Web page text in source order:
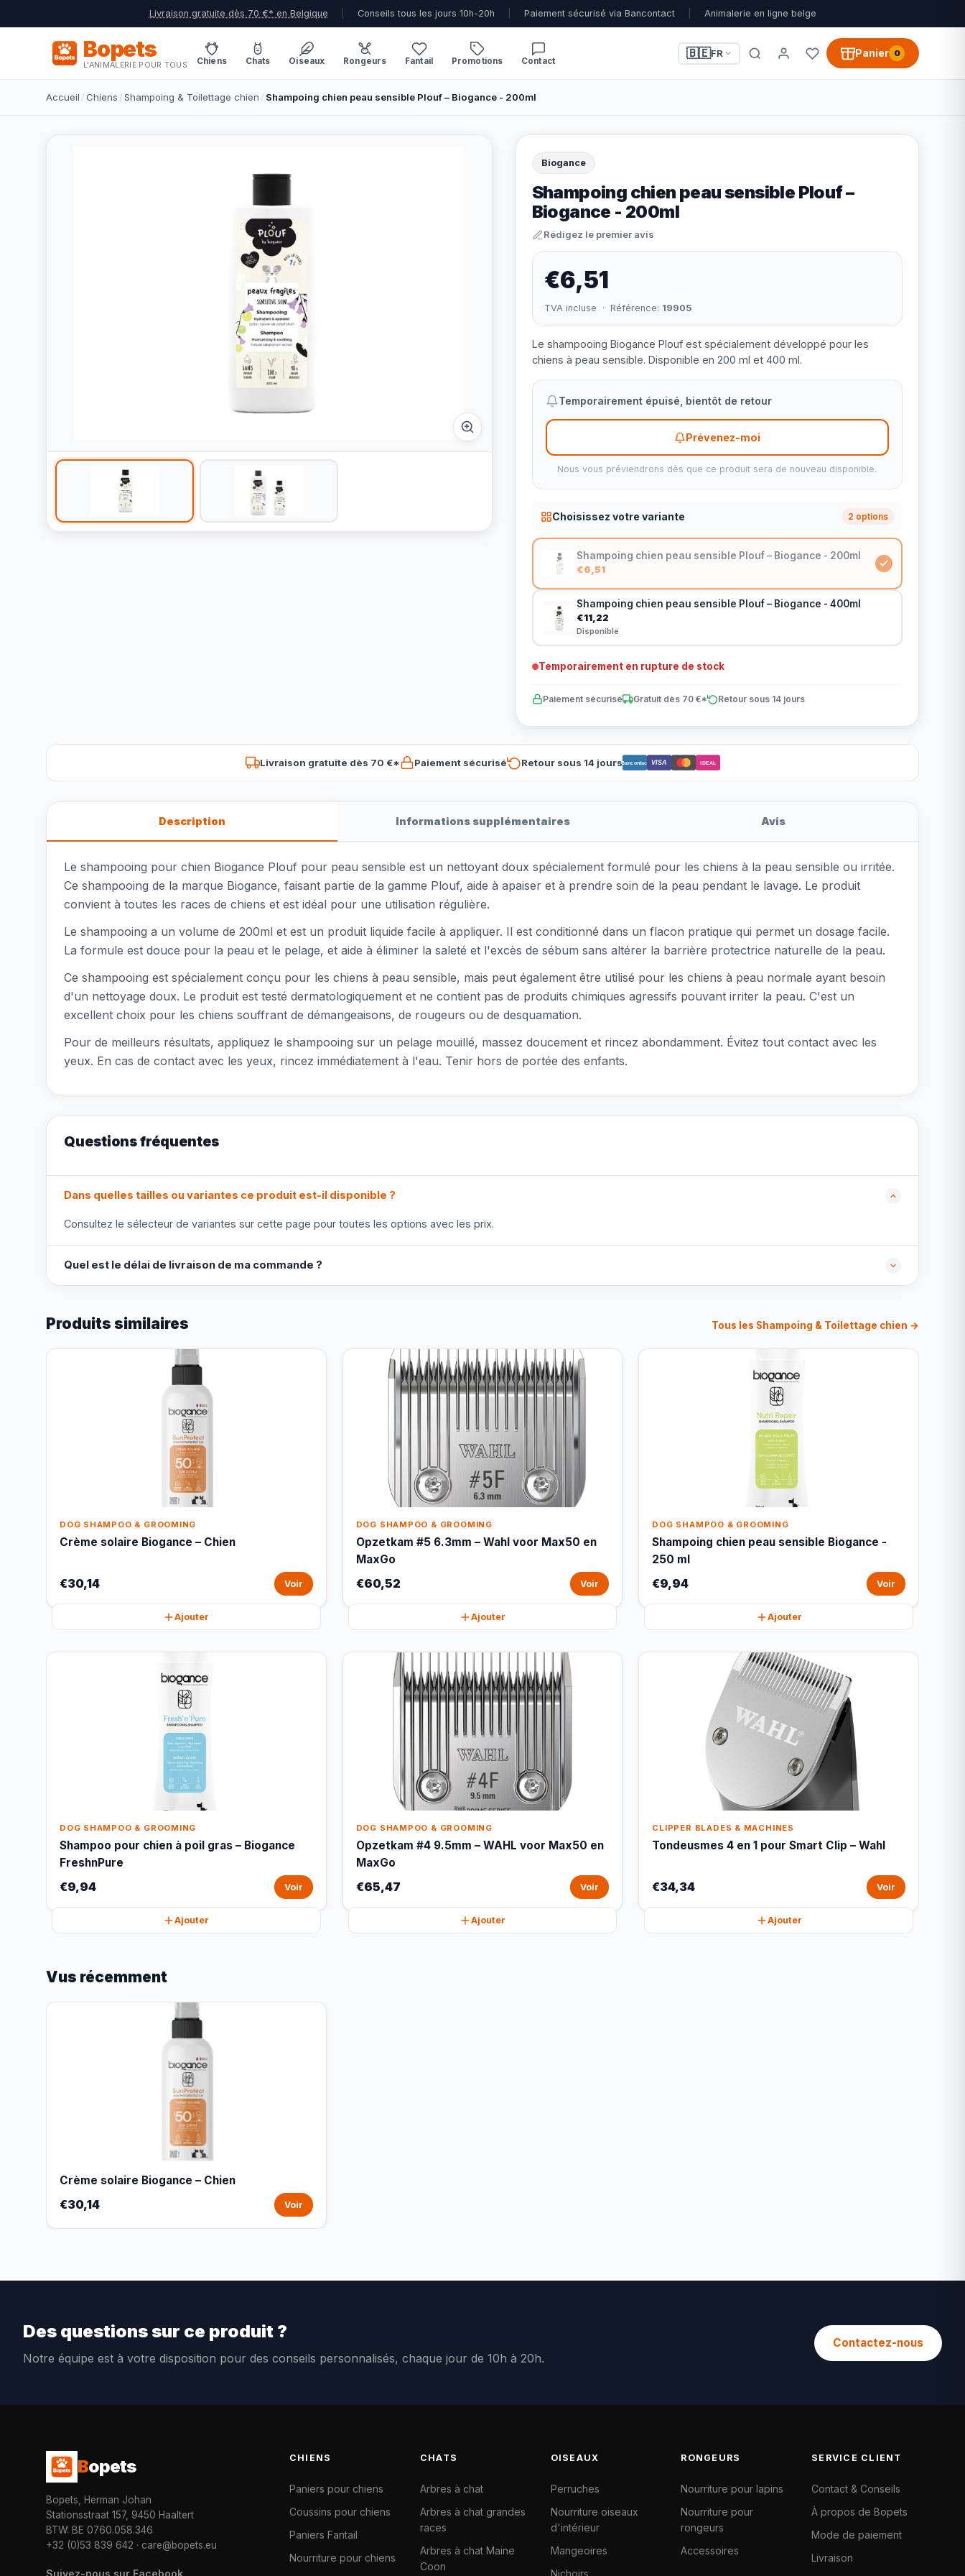
Livraison gratuite dès 70 €* en Belgique Conseils tous les jours 10h-20h Paiement sécurisé via Bancontact Animalerie en ligne belge
Bopets
L'ANIMALERIE POUR TOUS Chiens Chats Oiseaux Rongeurs Fantail Promotions Contact
🇧🇪FR Panier 0
Accueil /Chiens /Shampoing & Toilettage chien / Shampoing chien peau sensible Plouf – Biogance - 200ml
Biogance
Shampoing chien peau sensible Plouf –
Biogance - 200ml
Rédigez le premier avis
€6,51
TVA incluse · Référence: 19905
Le shampooing Biogance Plouf est spécialement développé pour les
chiens à peau sensible. Disponible en 200 ml et 400 ml.
Temporairement épuisé, bientôt de retour
Prévenez-moi
Nous vous préviendrons dès que ce produit sera de nouveau disponible.
Choisissez votre variante 2 options
Shampoing chien peau sensible Plouf – Biogance - 200ml
€6,51
Shampoing chien peau sensible Plouf – Biogance - 400ml
€11,22
Disponible
Temporairement en rupture de stock
Paiement sécurisé Gratuit dès 70 €* Retour sous 14 jours
Livraison gratuite dès 70 €* Paiement sécurisé Retour sous 14 joursBancontact VISA iDEAL
Description Informations supplémentaires Avis
Le shampooing pour chien Biogance Plouf pour peau sensible est un nettoyant doux spécialement formulé pour les chiens à la peau sensible ou irritée.
Ce shampooing de la marque Biogance, faisant partie de la gamme Plouf, aide à apaiser et à prendre soin de la peau pendant le lavage. Le produit
convient à toutes les races de chiens et est idéal pour une utilisation régulière.
Le shampooing a un volume de 200ml et est un produit liquide facile à appliquer. Il est conditionné dans un flacon pratique qui permet un dosage facile.
La formule est douce pour la peau et le pelage, et aide à éliminer la saleté et l'excès de sébum sans altérer la barrière protectrice naturelle de la peau.
Ce shampooing est spécialement conçu pour les chiens à peau sensible, mais peut également être utilisé pour les chiens à peau normale ayant besoin
d'un nettoyage doux. Le produit est testé dermatologiquement et ne contient pas de produits chimiques agressifs pouvant irriter la peau. C'est un
excellent choix pour les chiens souffrant de démangeaisons, de rougeurs ou de desquamation.
Pour de meilleurs résultats, appliquez le shampooing sur un pelage mouillé, massez doucement et rincez abondamment. Évitez tout contact avec les
yeux. En cas de contact avec les yeux, rincez immédiatement à l'eau. Tenir hors de portée des enfants.
Questions fréquentes
Dans quelles tailles ou variantes ce produit est-il disponible ?
Consultez le sélecteur de variantes sur cette page pour toutes les options avec les prix.
Quel est le délai de livraison de ma commande ?
Produits similaires Tous les Shampoing & Toilettage chien →
DOG SHAMPOO & GROOMING
Crème solaire Biogance – Chien
€30,14 Voir
Ajouter
DOG SHAMPOO & GROOMING
Opzetkam #5 6.3mm – Wahl voor Max50 en
MaxGo
€60,52 Voir
Ajouter
DOG SHAMPOO & GROOMING
Shampoing chien peau sensible Biogance -
250 ml
€9,94 Voir
Ajouter
DOG SHAMPOO & GROOMING
Shampoo pour chien à poil gras – Biogance
FreshnPure
€9,94 Voir
Ajouter
DOG SHAMPOO & GROOMING
Opzetkam #4 9.5mm – WAHL voor Max50 en
MaxGo
€65,47 Voir
Ajouter
CLIPPER BLADES & MACHINES
Tondeusmes 4 en 1 pour Smart Clip – Wahl
€34,34 Voir
Ajouter
Vus récemment
Crème solaire Biogance – Chien
€30,14 Voir
Des questions sur ce produit ?
Notre équipe est à votre disposition pour des conseils personnalisés, chaque jour de 10h à 20h.
Contactez-nous
Bopets
Bopets, Herman Johan
Stationsstraat 157, 9450 Haaltert
BTW: BE 0760.058.346
+32 (0)53 839 642 · care@bopets.eu
Suivez-nous sur Facebook
CHIENS
Paniers pour chiens
Coussins pour chiens
Paniers Fantail
Nourriture pour chiens
CHATS
Arbres à chat
Arbres à chat grandes
races
Arbres à chat Maine
Coon
OISEAUX
Perruches
Nourriture oiseaux
d'intérieur
Mangeoires
Nichoirs
RONGEURS
Nourriture pour lapins
Nourriture pour
rongeurs
Accessoires
SERVICE CLIENT
Contact & Conseils
À propos de Bopets
Mode de paiement
Livraison